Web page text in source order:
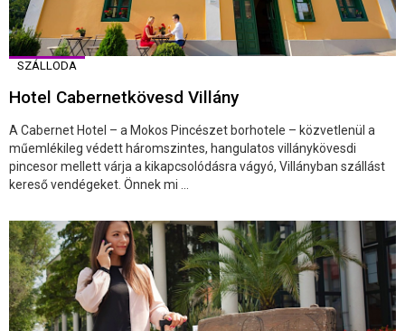
SZÁLLODA
Hotel Cabernetkövesd Villány
A Cabernet Hotel – a Mokos Pincészet borhotele – közvetlenül a
műemlékileg védett háromszintes, hangulatos villánykövesdi
pincesor mellett várja a kikapcsolódásra vágyó, Villányban szállást
kereső vendégeket. Önnek mi ...